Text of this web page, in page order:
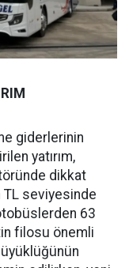
giderlerinin
yatırım,
dikkat
TL seviyesinde
63
filosu önemli